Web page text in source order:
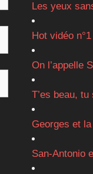
Les yeux
Hot vidéo n°1
On l’appelle
T’es beau, tu
Georges et
San-Antonio